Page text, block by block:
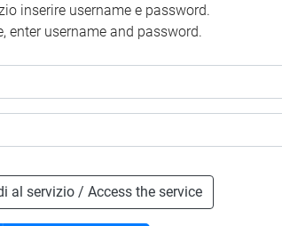
inserire username e password.
enter username and password.
al servizio / Access the service